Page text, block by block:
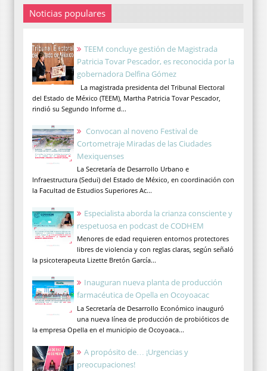
Noticias populares
TEEM concluye gestión de Magistrada
Patricia Tovar Pescador, es reconocida por la
gobernadora Delfina Gómez
La magistrada presidenta del Tribunal Electoral
del Estado de México (TEEM), Martha Patricia Tovar Pescador,
rindió su Segundo Informe d...
Convocan al noveno Festival de
Cortometraje Miradas de las Ciudades
Mexiquenses
La Secretaría de Desarrollo Urbano e
Infraestructura (Sedui) del Estado de México, en coordinación con
la Facultad de Estudios Superiores Ac...
Especialista aborda la crianza consciente y
respetuosa en podcast de CODHEM
Menores de edad requieren entornos protectores
libres de violencia y con reglas claras, según señaló
la psicoterapeuta Lizette Bretón García...
Inauguran nueva planta de producción
farmacéutica de Opella en Ocoyoacac
La Secretaría de Desarrollo Económico inauguró
una nueva línea de producción de probióticos de
la empresa Opella en el municipio de Ocoyoaca...
A propósito de… ¡Urgencias y
preocupaciones!